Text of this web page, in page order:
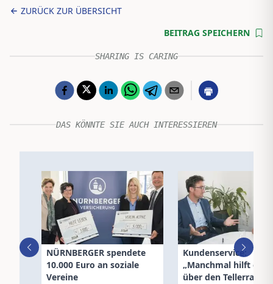
ZURÜCK ZUR ÜBERSICHT
BEITRAG SPEICHERN
SHARING IS CARING
DAS KÖNNTE SIE AUCH INTERESSIEREN
NÜRNBERGER spendete
10.000 Euro an soziale
Vereine
Kundenservice:
„Manchmal hilft ein
über den Tellerrand“